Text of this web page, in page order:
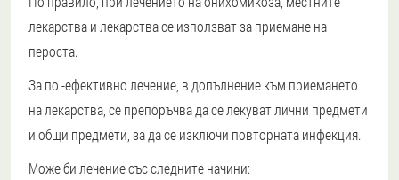
лекарства и лекарства се използват за приемане на
пероста.
За по -ефективно лечение, в допълнение към приемането
на лекарства, се препоръчва да се лекуват лични предмети
и общи предмети, за да се изключи повторната инфекция.
Може би лечение със следните начини: